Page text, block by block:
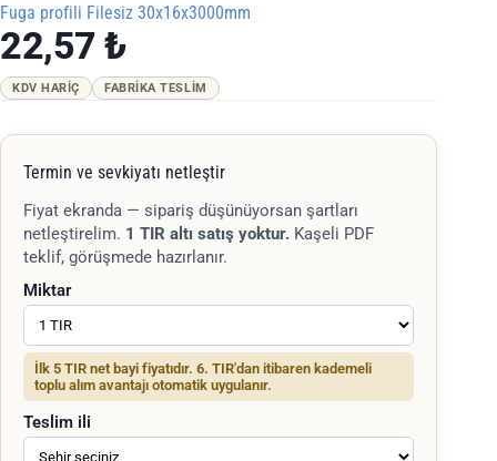
Fuga profili Filesiz 30x16x3000mm
22,57 ₺
KDV HARIÇ FABRIKA TESLIM
Termin ve sevkiyatı netleştir
Fiyat ekranda — sipariş düşünüyorsan şartları
netleştirelim. 1 TIR altı satış yoktur. Kaşeli PDF
teklif, görüşmede hazırlanır.
Miktar
İlk 5 TIR net bayi fiyatıdır. 6. TIR'dan itibaren kademeli
toplu alım avantajı otomatik uygulanır.
Teslim ili